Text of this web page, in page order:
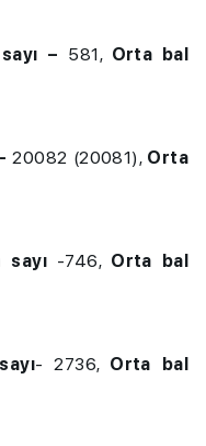
– 581, Orta bal
20082 (20081), Orta
sayı -746, Orta bal
- 2736, Orta bal